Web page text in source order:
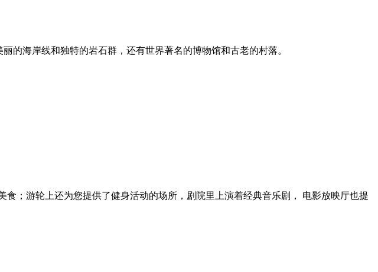
的海岸线和独特的岩石群，还有世界著名的博物馆和古老的村落。
；游轮上还为您提供了健身活动的场所，剧院里上演着经典音乐剧， 电影放映厅也提